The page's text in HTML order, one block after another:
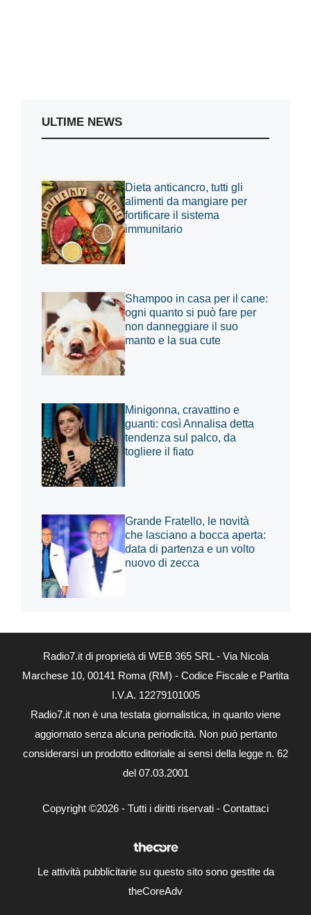
ULTIME NEWS
Dieta anticancro, tutti gli
alimenti da mangiare per
fortificare il sistema
immunitario
Shampoo in casa per il cane:
ogni quanto si può fare per
non danneggiare il suo
manto e la sua cute
Minigonna, cravattino e
guanti: così Annalisa detta
tendenza sul palco, da
togliere il fiato
Grande Fratello, le novità
che lasciano a bocca aperta:
data di partenza e un volto
nuovo di zecca
Radio7.it di proprietà di WEB 365 SRL - Via Nicola
Marchese 10, 00141 Roma (RM) - Codice Fiscale e Partita
I.V.A. 12279101005
Radio7.it non è una testata giornalistica, in quanto viene
aggiornato senza alcuna periodicità. Non può pertanto
considerarsi un prodotto editoriale ai sensi della legge n. 62
del 07.03.2001
Copyright ©2026 - Tutti i diritti riservati - Contattaci
Le attività pubblicitarie su questo sito sono gestite da
theCoreAdv